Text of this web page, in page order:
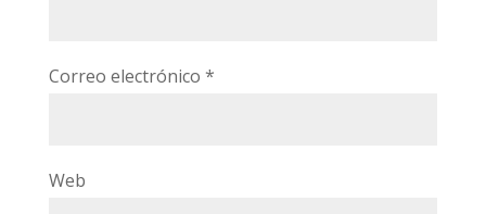
Correo electrónico *
Web